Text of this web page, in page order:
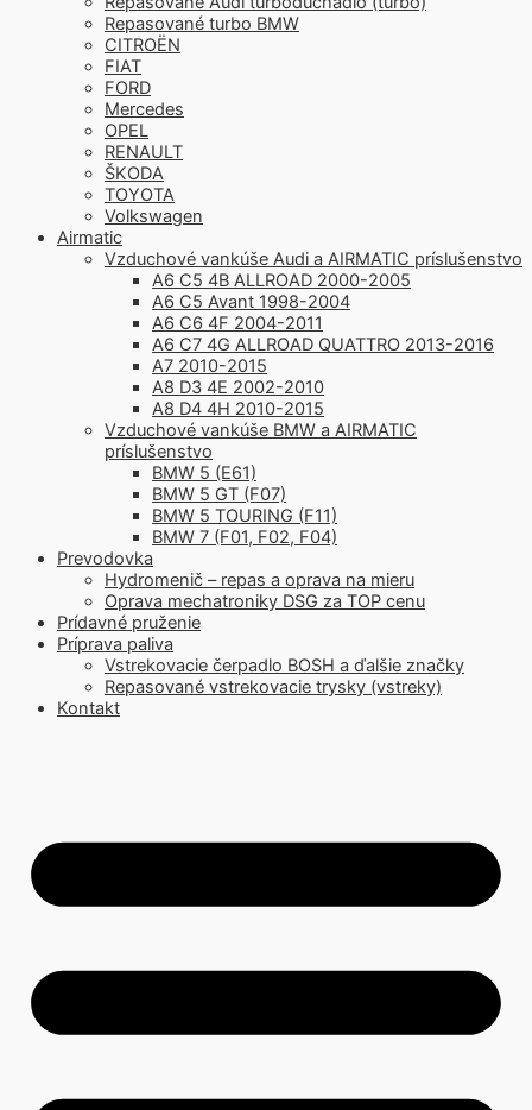
Repasované turbo BMW
CITROËN
FIAT
FORD
Mercedes
OPEL
RENAULT
ŠKODA
TOYOTA
Volkswagen
Airmatic
Vzduchové vankúše Audi a AIRMATIC príslušenstvo
A6 C5 4B ALLROAD 2000-2005
A6 C5 Avant 1998-2004
A6 C6 4F 2004-2011
A6 C7 4G ALLROAD QUATTRO 2013-2016
A7 2010-2015
A8 D3 4E 2002-2010
A8 D4 4H 2010-2015
Vzduchové vankúše BMW a AIRMATIC
príslušenstvo
BMW 5 (E61)
BMW 5 GT (F07)
BMW 5 TOURING (F11)
BMW 7 (F01, F02, F04)
Prevodovka
Hydromenič – repas a oprava na mieru
Oprava mechatroniky DSG za TOP cenu
Prídavné pruženie
Príprava paliva
Vstrekovacie čerpadlo BOSH a ďalšie značky
Repasované vstrekovacie trysky (vstreky)
Kontakt